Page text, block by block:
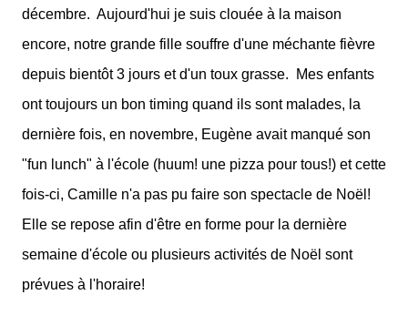
décembre. Aujourd'hui je suis clouée à la maison
encore, notre grande fille souffre d'une méchante fièvre
depuis bientôt 3 jours et d'un toux grasse.
Mes enfants
ont toujours un bon timing quand ils sont malades, la
dernière fois, en novembre, Eugène avait manqué son
"fun lunch" à l'école (huum! une pizza pour tous!) et cette
fois-ci, Camille n'a pas pu faire son spectacle de Noël!
Elle se repose afin d'être en forme pour la dernière
semaine d'école ou plusieurs activités de Noël sont
prévues à l'horaire!